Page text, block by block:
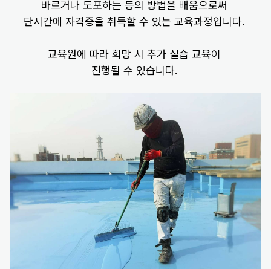
방수기능사가 되려면
바르거나 도포하는 등의 방법을 배움으로써
단시간에 자격증을 취득할 수 있는 교육과정입니다.
교육원에 따라 희망 시 추가 실습 교육이
진행될 수 있습니다.